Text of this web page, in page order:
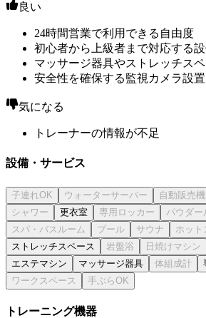
良い
24時間営業で利用できる自由度
初心者から上級者まで対応する
マッサージ器具やストレッチス
安全性を確保する監視カメラ設置
気になる
トレーナーの情報が不足
設備・サービス
更衣室
ストレッチスペース
エステマシン
マッサージ器具
トレーニング機器